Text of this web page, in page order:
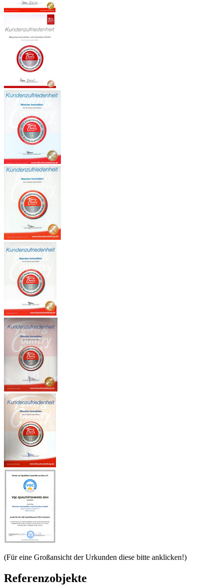
(Für eine Großansicht der Urkunden diese bitte anklicken!)
Referenzobjekte